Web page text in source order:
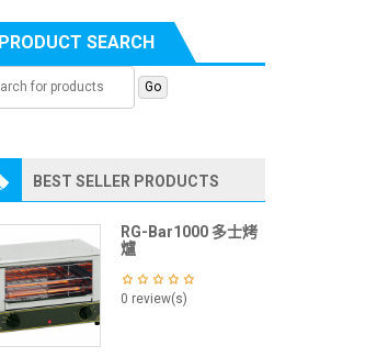
PRODUCT SEARCH
BEST SELLER PRODUCTS
RG-Bar1000 多士烤
爐
0 review(s)